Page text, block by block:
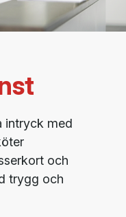
intryck med
och
trygg och